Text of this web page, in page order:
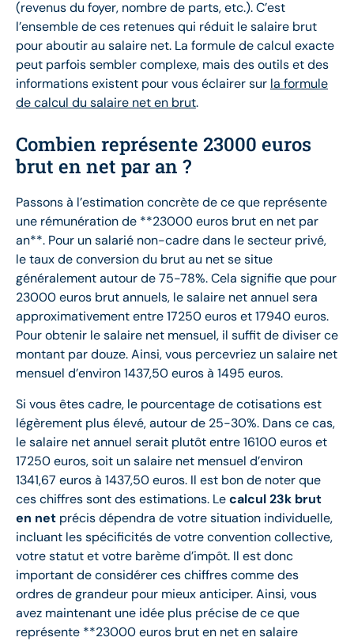
(revenus du foyer, nombre de parts, etc.). C’est
l’ensemble de ces retenues qui réduit le salaire brut
pour aboutir au salaire net. La formule de calcul exacte
peut parfois sembler complexe, mais des outils et des
informations existent pour vous éclairer sur la formule
de calcul du salaire net en brut.
Combien représente 23000 euros
brut en net par an ?
Passons à l’estimation concrète de ce que représente
une rémunération de **23000 euros brut en net par
an**. Pour un salarié non-cadre dans le secteur privé,
le taux de conversion du brut au net se situe
généralement autour de 75-78%. Cela signifie que pour
23000 euros brut annuels, le salaire net annuel sera
approximativement entre 17250 euros et 17940 euros.
Pour obtenir le salaire net mensuel, il suffit de diviser ce
montant par douze. Ainsi, vous percevriez un salaire net
mensuel d’environ 1437,50 euros à 1495 euros.
Si vous êtes cadre, le pourcentage de cotisations est
légèrement plus élevé, autour de 25-30%. Dans ce cas,
le salaire net annuel serait plutôt entre 16100 euros et
17250 euros, soit un salaire net mensuel d’environ
1341,67 euros à 1437,50 euros. Il est bon de noter que
ces chiffres sont des estimations. Lecalcul 23k brut
en net précis dépendra de votre situation individuelle,
incluant les spécificités de votre convention collective,
votre statut et votre barème d’impôt. Il est donc
important de considérer ces chiffres comme des
ordres de grandeur pour mieux anticiper. Ainsi, vous
avez maintenant une idée plus précise de ce que
représente **23000 euros brut en net en salaire